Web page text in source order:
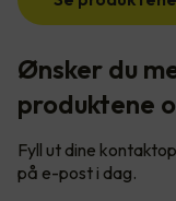
Ønsker du
produktene
Fyll ut dine
på e-post i dag.